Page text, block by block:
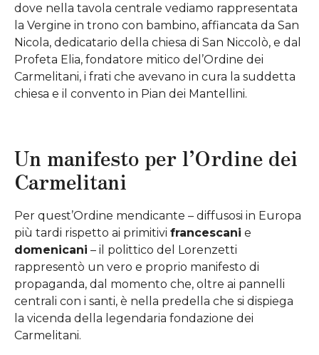
dove nella tavola centrale vediamo rappresentata
la Vergine in trono con bambino, affiancata da San
Nicola, dedicatario della chiesa di San Niccolò, e dal
Profeta Elia, fondatore mitico del’Ordine dei
Carmelitani, i frati che avevano in cura la suddetta
chiesa e il convento in Pian dei Mantellini.
Un manifesto per l’Ordine dei
Carmelitani
Per quest’Ordine mendicante – diffusosi in Europa
più tardi rispetto ai primitivi francescani e
domenicani – il polittico del Lorenzetti
rappresentò un vero e proprio manifesto di
propaganda, dal momento che, oltre ai pannelli
centrali con i santi, è nella predella che si dispiega
la vicenda della legendaria fondazione dei
Carmelitani.